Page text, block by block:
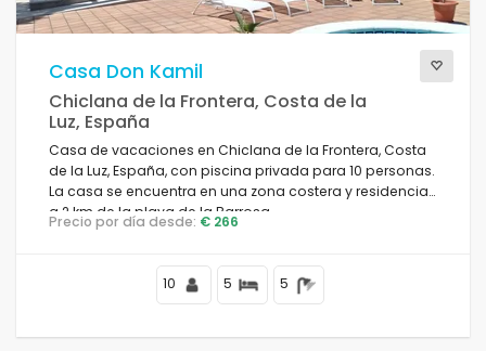
Casa Don Kamil
Chiclana de la Frontera, Costa de la
Luz, España
Casa de vacaciones en Chiclana de la Frontera, Costa
de la Luz, España, con piscina privada para 10 personas.
La casa se encuentra en una zona costera y residencial,
a 2 km de la playa de la Barrosa.
Precio por día desde: € 266
10 5 5